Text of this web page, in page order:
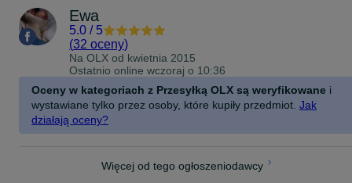
Ewa
5.0 / 5
(32 oceny)
Na OLX od kwietnia 2015
Ostatnio online wczoraj o 10:36
Oceny w kategoriach z Przesyłką OLX są weryfikowane i
wystawiane tylko przez osoby, które kupiły przedmiot. Jak
działają oceny?
Więcej od tego ogłoszeniodawcy